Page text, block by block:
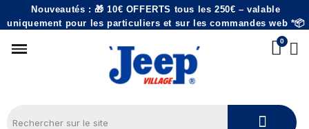
Nouveautés : 🎁 10€ OFFERTS tous les 250€ – valable
uniquement pour les particuliers et sur les commandes web *📦